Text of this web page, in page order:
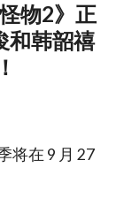
物2》正
和韩韶禧
将在 9 月 27